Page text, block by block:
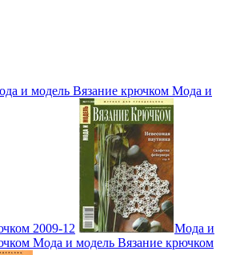
и модель Вязание крючком Мода и
2009-12
Мода и
Мода и модель Вязание крючком